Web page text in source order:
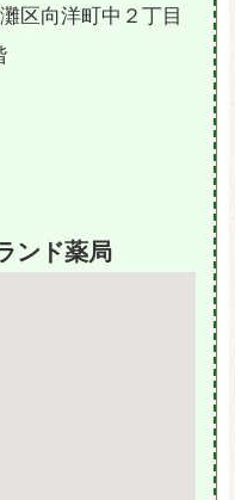
区向洋町中２丁目
ンド薬局